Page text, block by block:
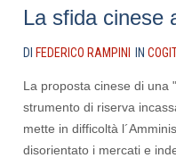
La sfida cinese
DI FEDERICO RAMPINI IN
La proposta cinese di una
strumento di riserva
mette in difficoltà
disorientato i mercati e